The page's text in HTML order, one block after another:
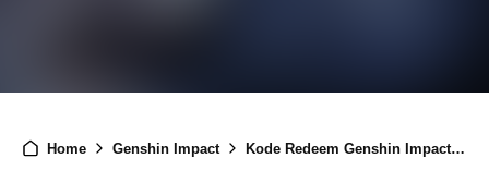
Home Genshin Impact Kode Redeem Genshin Impact #8